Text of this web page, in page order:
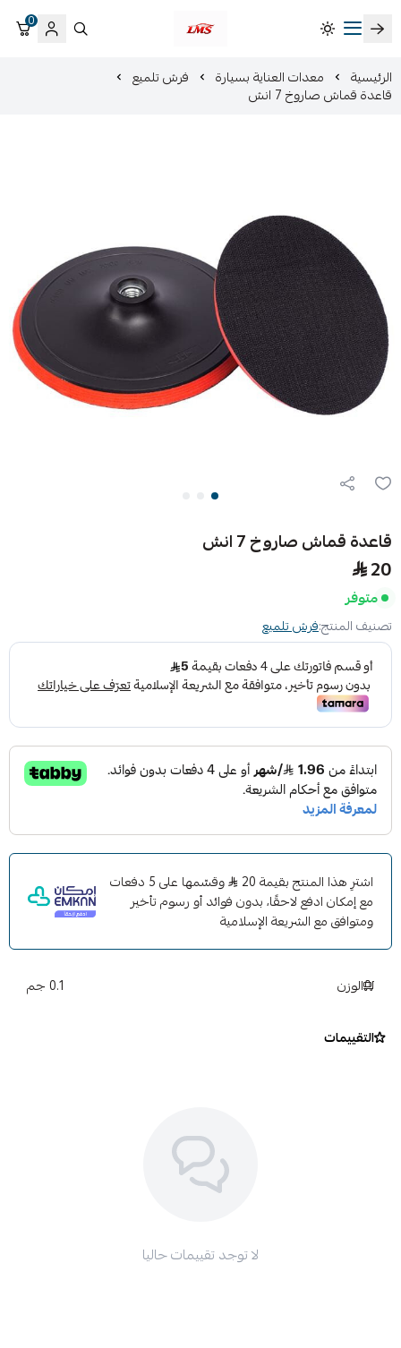
متجر لمسات الشرقية لزينة سيارات LMS
0
الرئيسية معدات العناية بسيارة فرش تلميع
قاعدة قماش صاروخ 7 انش
قاعدة قماش صاروخ 7 انش
20
متوفر
تصنيف المنتج:فرش تلميع
اشترِ هذا المنتج بقيمة 20
وقسّمها على 5 دفعات
مع إمكان ادفع لاحقًا، بدون فوائد أو رسوم تأخير
ومتوافق مع الشريعة الإسلامية
الوزن 0.1 جم
التقييمات
لا توجد تقييمات حاليا